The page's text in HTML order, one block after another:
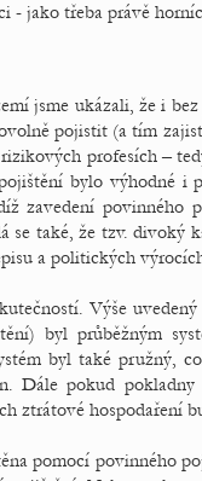
- jako třeba právě
jsme ukázali, že i
pojistit (a tím
profesích –
bylo výhodné i
zavedení povinného
se také, že tzv. divoký
a politických
Výše
byl průběžným
byl také pružný,
Dále pokud
ztrátové hospodaření
pomocí povinného